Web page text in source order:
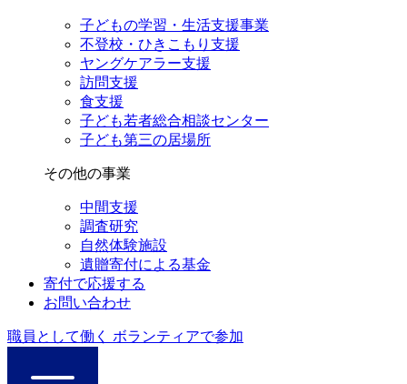
子どもの学習・生活支援事業
不登校・ひきこもり支援
ヤングケアラー支援
訪問支援
食支援
子ども若者総合相談センター
子ども第三の居場所
その他の事業
中間支援
調査研究
自然体験施設
遺贈寄付による基金
寄付で応援する
お問い合わせ
職員として働く ボランティアで参加